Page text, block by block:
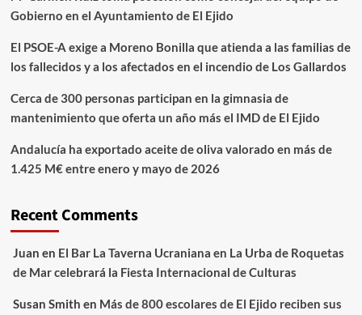
Gobierno en el Ayuntamiento de El Ejido
El PSOE-A exige a Moreno Bonilla que atienda a las familias de
los fallecidos y a los afectados en el incendio de Los Gallardos
Cerca de 300 personas participan en la gimnasia de
mantenimiento que oferta un año más el IMD de El Ejido
Andalucía ha exportado aceite de oliva valorado en más de
1.425 M€ entre enero y mayo de 2026
Recent Comments
Juan en El Bar La Taverna Ucraniana en La Urba de Roquetas
de Mar celebrará la Fiesta Internacional de Culturas
Susan Smith en Más de 800 escolares de El Ejido reciben sus